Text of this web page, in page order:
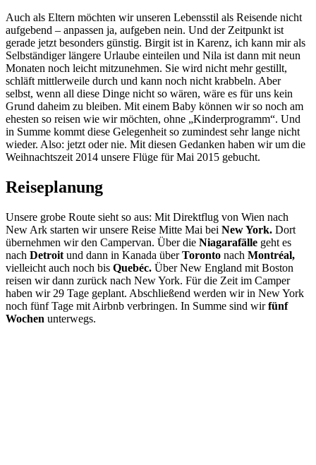
Auch als Eltern möchten wir unseren Lebensstil als Reisende nicht
aufgebend – anpassen ja, aufgeben nein. Und der Zeitpunkt ist
gerade jetzt besonders günstig. Birgit ist in Karenz, ich kann mir als
Selbständiger längere Urlaube einteilen und Nila ist dann mit neun
Monaten noch leicht mitzunehmen. Sie wird nicht mehr gestillt,
schläft mittlerweile durch und kann noch nicht krabbeln. Aber
selbst, wenn all diese Dinge nicht so wären, wäre es für uns kein
Grund daheim zu bleiben. Mit einem Baby können wir so noch am
ehesten so reisen wie wir möchten, ohne „Kinderprogramm“. Und
in Summe kommt diese Gelegenheit so zumindest sehr lange nicht
wieder. Also: jetzt oder nie. Mit diesen Gedanken haben wir um die
Weihnachtszeit 2014 unsere Flüge für Mai 2015 gebucht.
Reiseplanung
Unsere grobe Route sieht so aus: Mit Direktflug von Wien nach
New Ark starten wir unsere Reise Mitte Mai bei New York. Dort
übernehmen wir den Campervan. Über die Niagarafälle geht es
nach Detroit und dann in Kanada überToronto nach Montréal,
vielleicht auch noch bis Quebéc. Über New England mit Boston
reisen wir dann zurück nach New York. Für die Zeit im Camper
haben wir 29 Tage geplant. Abschließend werden wir in New York
noch fünf Tage mit Airbnb verbringen. In Summe sind wirfünf
Wochen unterwegs.